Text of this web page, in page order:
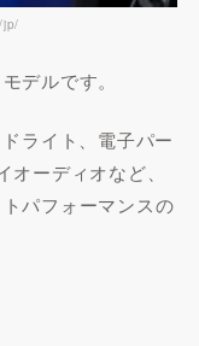
jp/
デルです。
ライト、電子パー
ーディオなど、
パフォーマンスの